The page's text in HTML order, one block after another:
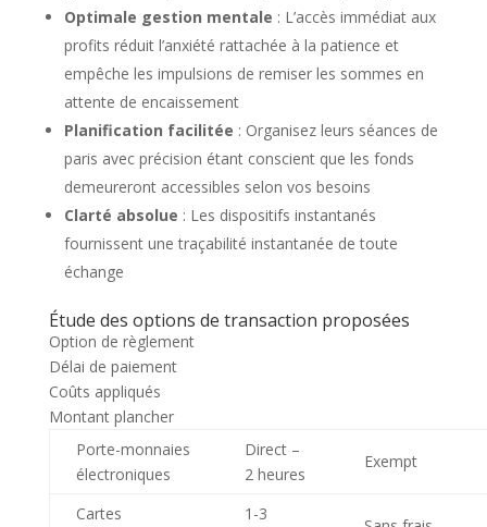
Optimale gestion mentale : L’accès immédiat aux
profits réduit l’anxiété rattachée à la patience et
empêche les impulsions de remiser les sommes en
attente de encaissement
Planification facilitée : Organisez leurs séances de
paris avec précision étant conscient que les fonds
demeureront accessibles selon vos besoins
Clarté absolue : Les dispositifs instantanés
fournissent une traçabilité instantanée de toute
échange
Étude des options de transaction proposées
Option de règlement
Délai de paiement
Coûts appliqués
Montant plancher
Porte-monnaies
électroniques
Direct –
2 heures
Exempt
Cartes 1-3